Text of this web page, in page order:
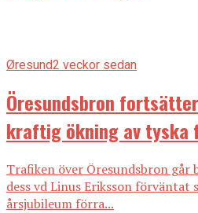
Øresund2 veckor sedan
Öresundsbron
kraftig ökning av
Trafiken över Öresundsbron går
dess vd Linus Eriksson förväntat
årsjubileum förra...